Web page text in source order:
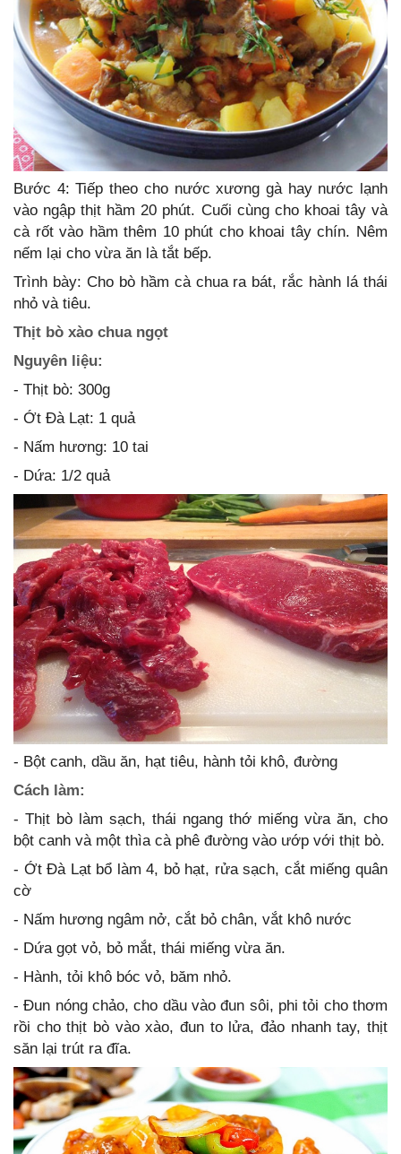
Bước 4: Tiếp theo cho nước xương gà hay nước lạnh
vào ngập thịt hầm 20 phút. Cuối cùng cho khoai tây và
cà rốt vào hầm thêm 10 phút cho khoai tây chín. Nêm
nếm lại cho vừa ăn là tắt bếp.
Trình bày: Cho bò hầm cà chua ra bát, rắc hành lá thái
nhỏ và tiêu.
Thịt bò xào chua ngọt
Nguyên liệu:
- Thịt bò: 300g
- Ớt Đà Lạt: 1 quả
- Nấm hương: 10 tai
- Dứa: 1/2 quả
- Bột canh, dầu ăn, hạt tiêu, hành tỏi khô, đường
Cách làm:
- Thịt bò làm sạch, thái ngang thớ miếng vừa ăn, cho
bột canh và một thìa cà phê đường vào ướp với thịt bò.
- Ớt Đà Lạt bổ làm 4, bỏ hạt, rửa sạch, cắt miếng quân
cờ
- Nấm hương ngâm nở, cắt bỏ chân, vắt khô nước
- Dứa gọt vỏ, bỏ mắt, thái miếng vừa ăn.
- Hành, tỏi khô bóc vỏ, băm nhỏ.
- Đun nóng chảo, cho dầu vào đun sôi, phi tỏi cho thơm
rồi cho thịt bò vào xào, đun to lửa, đảo nhanh tay, thịt
săn lại trút ra đĩa.